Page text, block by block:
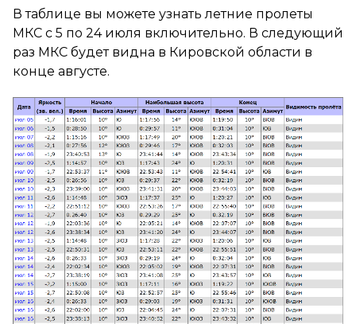
В таблице вы можете узнать летние пролеты
МКС с 5 по 24 июля включительно. В следующий
раз МКС будет видна в Кировской области в
конце августе.